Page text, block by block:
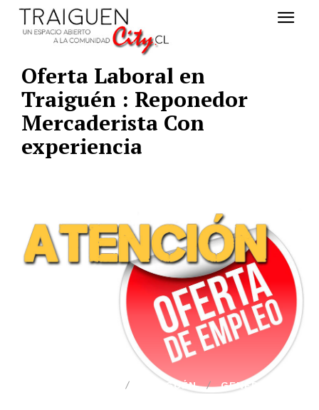
Oferta Laboral en
Traiguén : Reponedor
Mercaderista Con
experiencia
TRAIGUÉN GENERAL